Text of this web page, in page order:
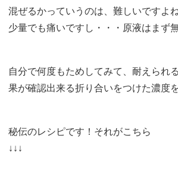
混ぜるかっていうのは、難しいですよね
少量でも痛いですし・・・原液はまず
自分で何度もためしてみて、耐えられ
果が確認出来る折り合いをつけた濃度
秘伝のレシピです！それがこちら
↓↓↓